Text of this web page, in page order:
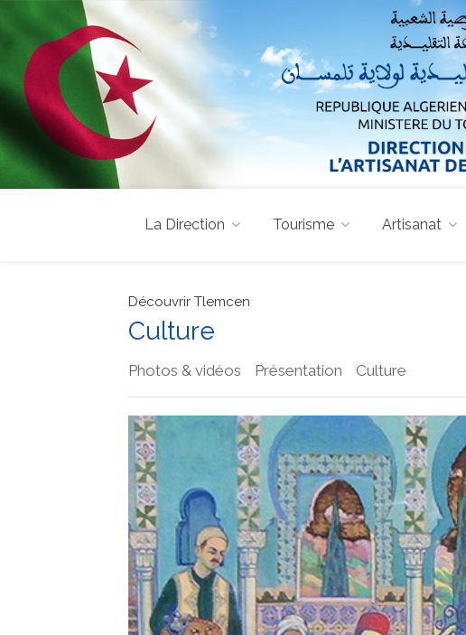
La Direction Tourisme Artisanat
Découvrir Tlemcen
Culture
Photos & vidéos Présentation Culture